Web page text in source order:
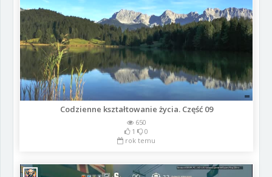
Codzienne kształtowanie życia. Część 09
650
1
0
rok temu